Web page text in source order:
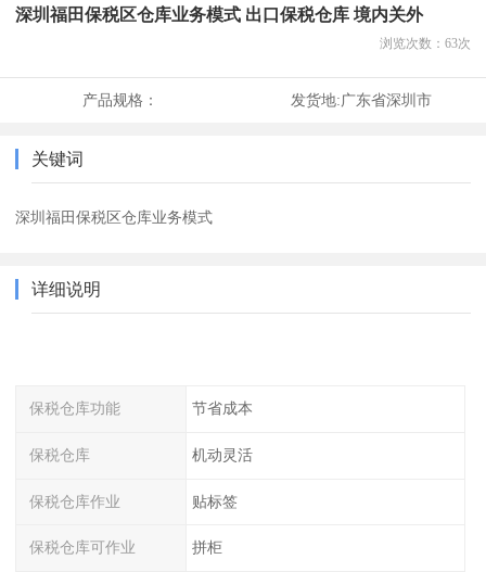
深圳福田保税区仓库业务模式 出口保税仓库 境内关外
浏览次数： 63次
产品规格： 发货地:广东省深圳市
关键词
深圳福田保税区仓库业务模式
详细说明
保税仓库功能 节省成本
保税仓库 机动灵活
保税仓库作业 贴标签
保税仓库可作业 拼柜